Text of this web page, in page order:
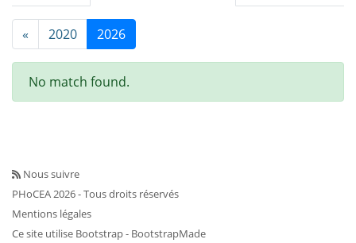
« 2020 2026
No match found.
Nous suivre
PHoCEA 2026 - Tous droits réservés
Mentions légales
Ce site utilise Bootstrap- BootstrapMade